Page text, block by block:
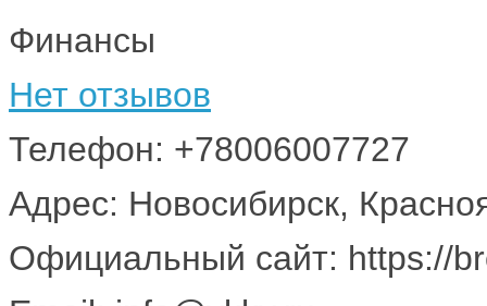
Финансы
Нет отзывов
Телефон: +78006007727
Адрес: Новосибирск,
Официальный сайт: https://